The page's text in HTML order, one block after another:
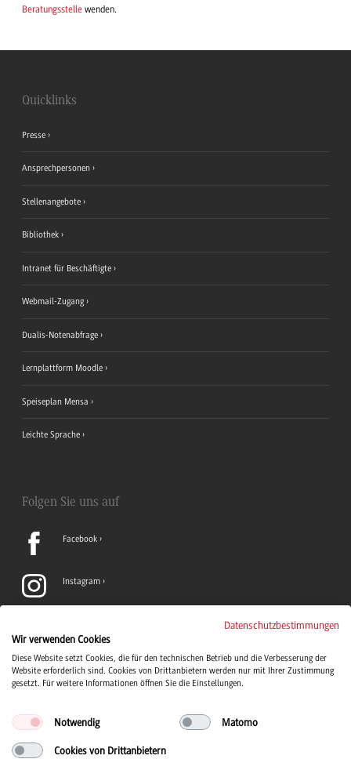
Beratungsstelle wenden.
Quicklinks
Presse
Ansprechpersonen
Stellenangebote
Bibliothek
Intranet für Beschäftigte
Webmail-Zugang
Dualis-Notenabfrage
Lernplattform Moodle
Speiseplan Mensa
Leichte Sprache
Folgen Sie uns auf
Facebook
Instagram
TikTok
Datenschutzbestimmungen
Wir verwenden Cookies
Diese Website setzt Cookies, die für den technischen Betrieb und die Verbesserung der
Website erforderlich sind. Cookies von Drittanbietern werden nur mit Ihrer Zustimmung
gesetzt. Für weitere Informationen öffnen Sie die Einstellungen.
Notwendig Matomo
Cookies von Drittanbietern